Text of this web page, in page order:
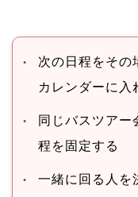
次の日程をその
カレンダーに入
同じバスツアー
程を固定する
一緒に回る人を